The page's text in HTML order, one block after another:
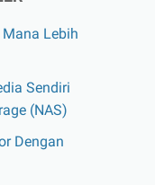
Mana Lebih
Sendiri
(NAS)
Dengan